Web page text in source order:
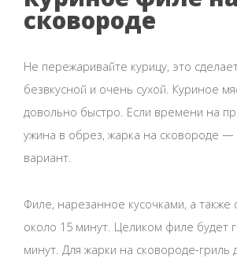
сковороде
Не пережаривайте курицу, это
безвкусной и очень сухой. Куриное
довольно быстро. Если времени на
ужина в обрез, жарка на сковороде —
вариант.
Филе, нарезанное кусочками, а также
около 15 минут. Целиком филе будет
минут. Для жарки на сковороде-гриль